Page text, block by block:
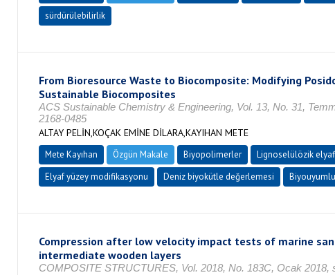
sürdürülebilirlik
From Bioresource Waste to Biocomposite: Modifying
Sustainable Biocomposites
ACS Sustainable Chemistry & Engineering, Vol. 13, No. 31,
2168-0485
ALTAY PELİN,KOÇAK EMİNE DİLARA,KAYIHAN METE
Mete Kayıhan Özgün Makale Biyopolimerler Lignoselülözik
Elyaf yüzey modifikasyonu
Deniz biyokütle değerlemesi
Compression after low velocity impact tests of marine
intermediate wooden layers
COMPOSITE STRUCTURES, Vol. 2018, No. 183C, Ocak 2018,